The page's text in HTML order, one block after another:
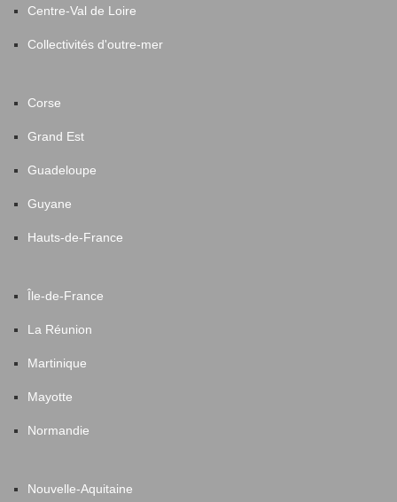
Centre-Val de Loire
Collectivités d'outre-mer
Corse
Grand Est
Guadeloupe
Guyane
Hauts-de-France
Île-de-France
La Réunion
Martinique
Mayotte
Normandie
Nouvelle-Aquitaine